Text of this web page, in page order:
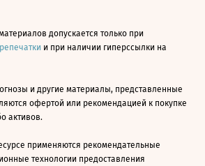
допускается только при
и при наличии гиперссылки на
и другие материалы, представленные
офертой или рекомендацией к покупке
активов.
применяются рекомендательные
технологии предоставления